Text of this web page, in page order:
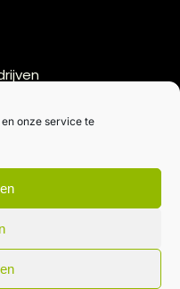
onze service te
inbox.